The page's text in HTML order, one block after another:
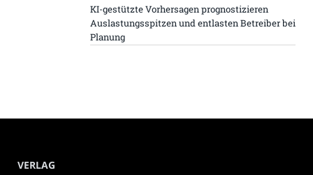
KI-gestützte Vorhersagen prognostizieren
Auslastungsspitzen und entlasten Betreiber bei
Planung
VERLAG